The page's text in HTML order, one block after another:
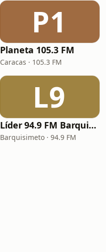
P1
Planeta 105.3 FM
Caracas · 105.3 FM
L9
Líder 94.9 FM Barquisimeto
Barquisimeto · 94.9 FM